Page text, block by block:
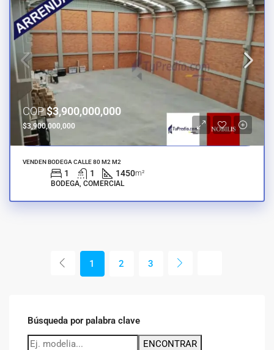
COP$3,900,000,000
$3,900,000,000
VENDEN BODEGA CALLE 80 M2 M2
1 1 1450m²
BODEGA, COMERCIAL
1 2 3
Búsqueda por palabra clave
ENCONTRAR